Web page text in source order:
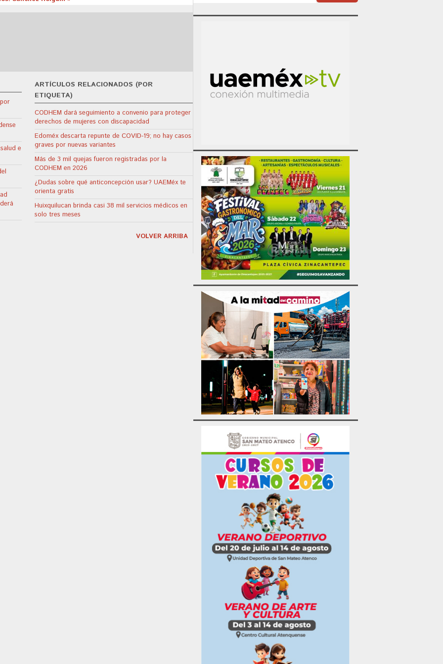
e
ARTÍCULOS RELACIONADOS (POR
ETIQUETA)
CODHEM dará seguimiento a convenio para proteger
derechos de mujeres con discapacidad
Edoméx descarta repunte de COVID-19; no hay casos
graves por nuevas variantes
Más de 3 mil quejas fueron registradas por la
CODHEM en 2026
¿Dudas sobre qué anticoncepción usar? UAEMéx te
orienta gratis
Huixquilucan brinda casi 38 mil servicios médicos en
solo tres meses
VOLVER ARRIBA